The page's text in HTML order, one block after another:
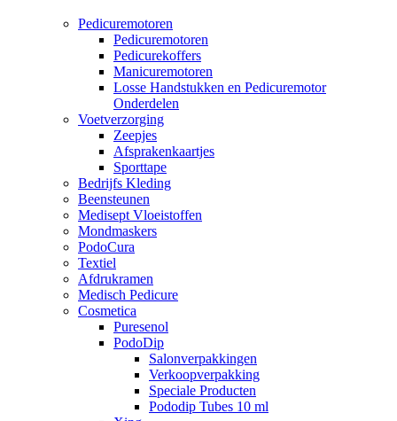
Pedicuremotoren
Pedicuremotoren
Pedicurekoffers
Manicuremotoren
Losse Handstukken en Pedicuremotor
Onderdelen
Voetverzorging
Zeepjes
Afsprakenkaartjes
Sporttape
Bedrijfs Kleding
Beensteunen
Medisept Vloeistoffen
Mondmaskers
PodoCura
Textiel
Afdrukramen
Medisch Pedicure
Cosmetica
Puresenol
PodoDip
Salonverpakkingen
Verkoopverpakking
Speciale Producten
Pododip Tubes 10 ml